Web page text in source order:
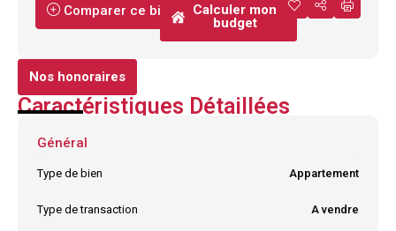
Comparer ce bien
Calculer mon
budget
Nos honoraires
Caractéristiques Détaillées
Général
Type de bien Appartement
Type de transaction A vendre